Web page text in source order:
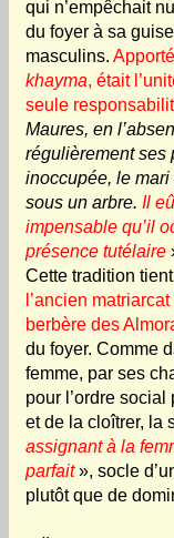
qui n’empêchait
du foyer à sa
masculins.
khayma, était
seule
Maures, en
régulièrement ses
inoccupée, le
sous un arbre. Il
impensable qu’il
présence tutélaire
Cette tradition
l’ancien
berbère des
du foyer. Comme
femme, par ses
pour l’ordre
et de la cloîtrer, la
assignant à la
parfait», socle
plutôt que de